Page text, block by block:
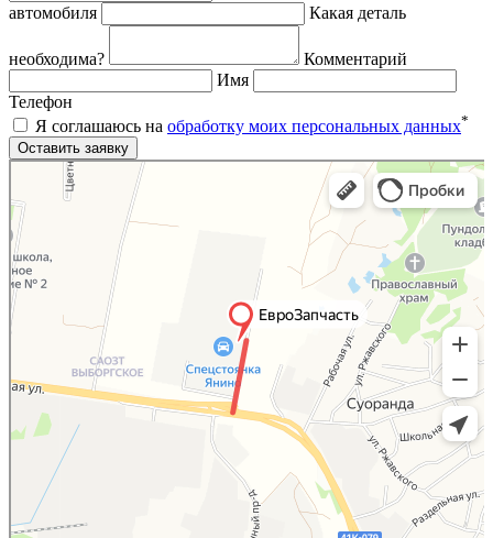
автомобиля
Какая деталь
необходима?
Комментарий
Имя
Телефон
Я соглашаюсь на обработку моих персональных данных*
Яндекс.Карты
Яндекс.Карты — поиск мест и адресов, городской транспорт